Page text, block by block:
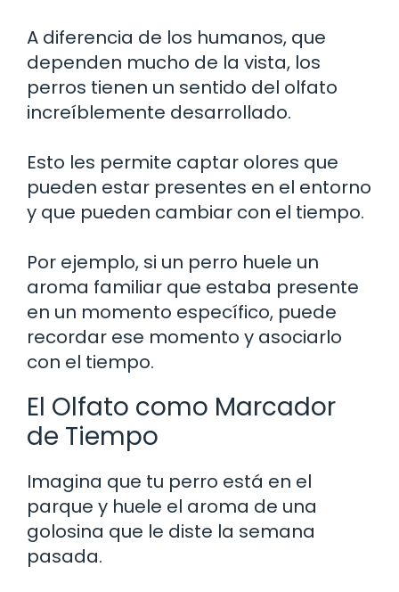
A diferencia de los humanos, que
dependen mucho de la vista, los
perros tienen un sentido del olfato
increíblemente desarrollado.
Esto les permite captar olores que
pueden estar presentes en el entorno
y que pueden cambiar con el tiempo.
Por ejemplo, si un perro huele un
aroma familiar que estaba presente
en un momento específico, puede
recordar ese momento y asociarlo
con el tiempo.
El Olfato como Marcador
de Tiempo
Imagina que tu perro está en el
parque y huele el aroma de una
golosina que le diste la semana
pasada.